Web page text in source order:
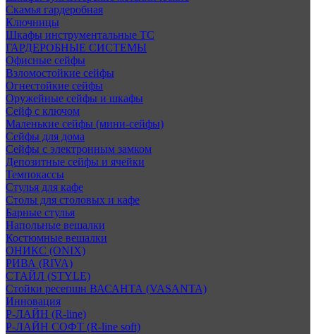
Скамья гардеробная
Ключницы
Шкафы инструментальные ТС
ГАРДЕРОБНЫЕ СИСТЕМЫ
Офисные сейфы
Взломостойкие сейфы
Огнестойкие сейфы
Оружейные сейфы и шкафы
Сейф с ключом
Маленькие сейфы (мини-сейфы)
Сейфы для дома
Сейфы с электронным замком
Депозитные сейфы и ячейки
Темпокассы
Стулья для кафе
Столы для столовых и кафе
Барные стулья
Напольные вешалки
Костюмные вешалки
ОНИКС (ONIX)
РИВА (RIVA)
СТАЙЛ (STYLE)
Стойки ресепшн ВАСАНТА (VASANTA)
Инновация
Р-ЛАЙН (R-line)
Р-ЛАЙН СОФТ (R-line soft)